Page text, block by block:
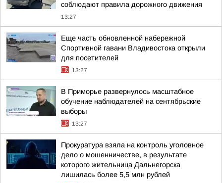
соблюдают правила дорожного движения
13:27
Еще часть обновленной набережной
Спортивной гавани Владивостока открыли
для посетителей
13:27
В Приморье развернулось масштабное
обучение наблюдателей на сентябрьские
выборы
13:27
Прокуратура взяла на контроль уголовное
дело о мошенничестве, в результате
которого жительница Дальнегорска
лишилась более 5,5 млн рублей